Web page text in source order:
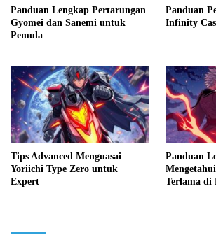
Panduan Lengkap Pertarungan
Gyomei dan Sanemi untuk
Pemula
Panduan
Infinity
Tips Advanced Menguasai
Yoriichi Type Zero untuk
Expert
Panduan
Terlama di